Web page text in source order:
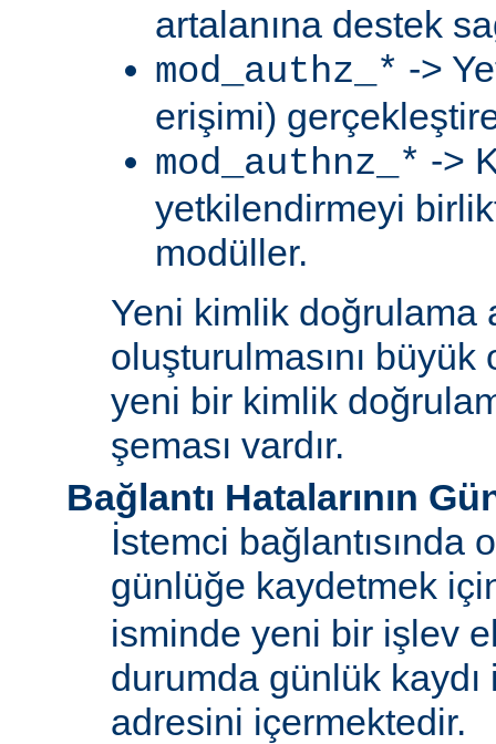
artalanına destek
mod_authz_* ->
erişimi)
mod_authnz_* ->
yetkilendirmeyi
modüller.
Yeni kimlik doğrulama
oluşturulmasını
yeni bir kimlik
şeması vardır.
Bağlantı Hatalarının
İstemci bağlantısında
günlüğe kaydetmek
isminde yeni bir işlev
durumda günlük
adresini içermektedir.